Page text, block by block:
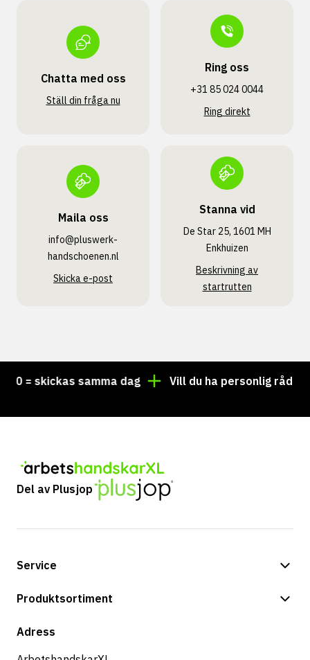
Chatta med oss
Ställ din fråga nu
Ring oss
+31 85 024 0044
Ring direkt
Maila oss
info@pluswerk­
handschoenen.nl
Skicka e-post
Stanna vid
De Star 25, 1601 MH
Enkhuizen
Beskrivning av
startrutten
skickas samma dag Vill du ha personlig
Del av Plusjop
Service
Betalningsalternativ
Produktsortiment
Butik
Adress